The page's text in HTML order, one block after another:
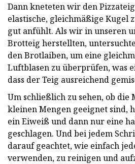
Dann kneteten wir den
elastische, gleichmäßige Kugel
gut anfühlt. Als wir in unseren
Brotteig herstellten,
den Brotlaiben, um eine
Luftblasen zu überprüfen, was
dass der Teig ausreichend
Um schließlich zu sehen, ob die
kleinen Mengen geeignet sind,
ein Eiweiß und dann nur eine
geschlagen. Und bei jedem
darauf geachtet, wie einfach
verwenden, zu reinigen und